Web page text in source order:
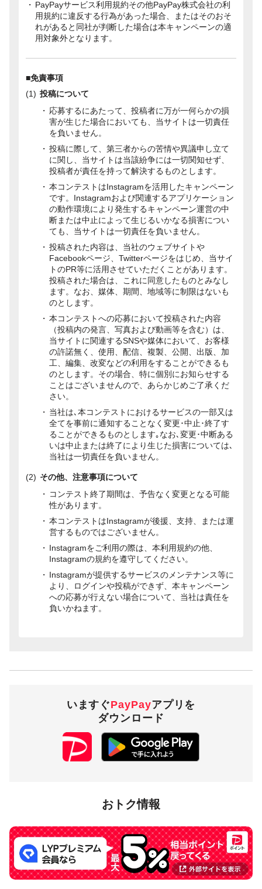
PayPayサービス利用規約その他PayPay株式会社の利
用規約に違反する行為があった場合、またはそのおそ
れがあると同社が判断した場合は本キャンペーンの適
用対象外となります。
■免責事項
投稿について
応募するにあたって、投稿者に万が一何らかの損
害が生じた場合においても、当サイトは一切責任
を負いません。
投稿に際して、第三者からの苦情や異議申し立て
に関し、当サイトは当該紛争には一切関知せず、
投稿者が責任を持って解決するものとします。
本コンテストはInstagramを活用したキャンペーン
です。Instagramおよび関連するアプリケーション
の動作環境により発生するキャンペーン運営の中
断または中止によって生じるいかなる損害につい
ても、当サイトは一切責任を負いません。
投稿された内容は、当社のウェブサイトや
Facebookページ、Twitterページをはじめ、当サイ
トのPR等に活用させていただくことがあります。
投稿された場合は、これに同意したものとみなし
ます。なお、媒体、期間、地域等に制限はないも
のとします。
本コンテストへの応募において投稿された内容
（投稿内の発言、写真および動画等を含む）は、
当サイトに関連するSNSや媒体において、お客様
の許諾無く、使用、配信、複製、公開、出版、加
工、編集、改変などの利用をすることができるも
のとします。その場合、特に個別にお知らせする
ことはございませんので、あらかじめご了承くだ
さい。
当社は､本コンテストにおけるサービスの一部又は
全てを事前に通知することなく変更･中止･終了す
ることができるものとします｡なお､変更･中断ある
いは中止または終了により生じた損害については､
当社は一切責任を負いません。
その他、注意事項について
コンテスト終了期間は、予告なく変更となる可能
性があります。
本コンテストはInstagramが後援、支持、または運
営するものではございません。
Instagramをご利用の際は、本利用規約の他、
Instagramの規約を遵守してください。
Instagramが提供するサービスのメンテナンス等に
より、ログインや投稿ができず、本キャンペーン
への応募が行えない場合について、当社は責任を
負いかねます。
いますぐPayPayアプリを
ダウンロード
おトク情報